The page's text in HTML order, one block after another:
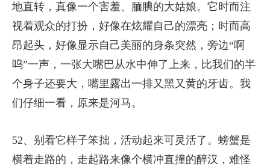
地直转，真像一个害羞、腼腆的大姑娘。它时而注
视着观众的打扮，好像在炫耀自己的漂亮；时而高
昂起头，好像显示自己美丽的身条突然，旁边“啊
呜”一声，一张大嘴巴从水中伸了上来，比我们的半
个身子还要大，嘴里露出一排又黑又黄的牙齿。我
们仔细一看，原来是河马。
52、别看它样子笨拙，活动起来可灵活了。螃蟹是
横着走路的，走起路来像个横冲直撞的醉汉，难怪